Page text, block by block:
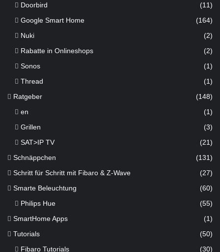
Doorbird
(11)
Google Smart Home
(164)
Nuki
(2)
Rabatte in Onlineshops
(2)
Sonos
(1)
Thread
(1)
Ratgeber (148)
en
(1)
Grillen
(3)
SAT>IP TV
(21)
Schnäppchen (131)
Schritt für Schritt mit Fibaro & Z-Wave (27)
Smarte Beleuchtung (60)
Philips Hue (55)
SmartHome Apps (1)
Tutorials (50)
Fibaro Tutorials
(30)